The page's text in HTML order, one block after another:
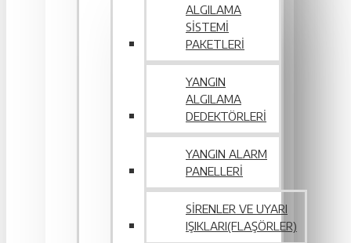
ALGILAMA
SISTEMI
PAKETLERI
YANGIN
ALGILAMA
DEDEKTÖRLERI
YANGIN ALARM
PANELLERI
SIRENLER VE UYARI
IŞIKLARI(FLAŞÖRLER)